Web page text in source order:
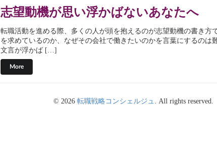
志望動機が思い浮かばないあなたへ
転職活動を進める際、多くの人が頭を抱えるのが志望動機の書き方
を求めているのか、なぜその会社で働きたいのかを言葉にするのは
文言が浮かば […]
More
© 2026 転職戦略コンシェルジュ . All rights reserved.